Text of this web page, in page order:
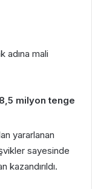
adına mali
8,5 milyon tenge
yararlanan
sayesinde